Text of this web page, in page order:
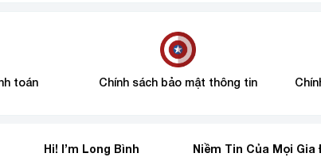
toán Chính sách bảo mật thông tin
Hi! I’m Long Bình Niềm Tin Của Mọi Gia